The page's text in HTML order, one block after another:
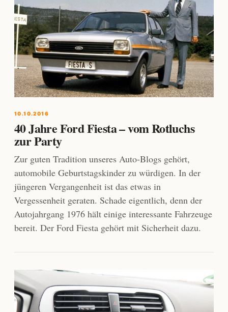
10.10.2016
40 Jahre Ford Fiesta – vom Rotluchs
zur Party
Zur guten Tradition unseres Auto-Blogs gehört,
automobile Geburtstagskinder zu würdigen. In der
jüngeren Vergangenheit ist das etwas in
Vergessenheit geraten. Schade eigentlich, denn der
Autojahrgang 1976 hält einige interessante Fahrzeuge
bereit. Der Ford Fiesta gehört mit Sicherheit dazu.